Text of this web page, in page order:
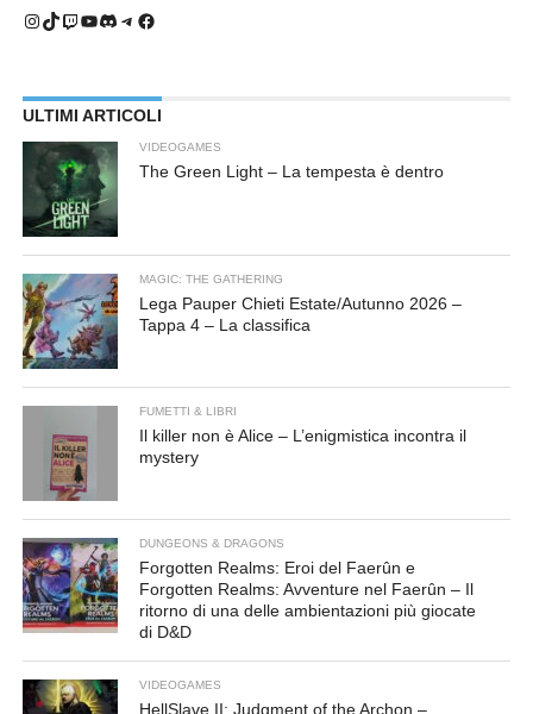
Instagram
TikTok
Twitch
YouTube
Discord
Telegram
Facebook
ULTIMI ARTICOLI
VIDEOGAMES
The Green Light – La tempesta è dentro
MAGIC: THE GATHERING
Lega Pauper Chieti Estate/Autunno 2026 –
Tappa 4 – La classifica
FUMETTI & LIBRI
Il killer non è Alice – L’enigmistica incontra il
mystery
DUNGEONS & DRAGONS
Forgotten Realms: Eroi del Faerûn e
Forgotten Realms: Avventure nel Faerûn – Il
ritorno di una delle ambientazioni più giocate
di D&D
VIDEOGAMES
HellSlave II: Judgment of the Archon –